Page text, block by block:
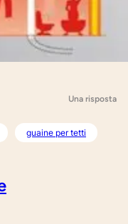
Una risposta
guaine per tetti